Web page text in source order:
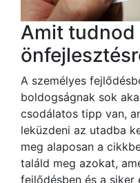
Amit tudnod
A személyes
boldogságnak sok
csodálatos tipp van,
leküzdeni az utadba
meg alaposan a
találd meg azokat,
fejlődésben és a siker